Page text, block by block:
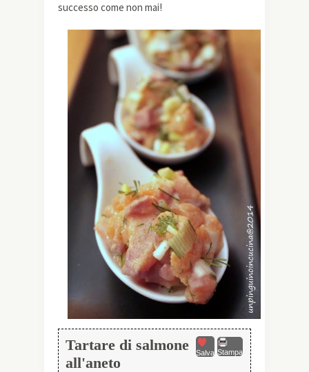
successo come non mai!
Salva Stampa
Tartare di salmone
all'aneto